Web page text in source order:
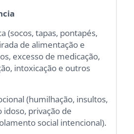
(socos, tapas, pontapés,
de alimentação e
excesso de medicação,
intoxicação e outros
(humilhação, insultos,
idoso, privação de
social intencional).